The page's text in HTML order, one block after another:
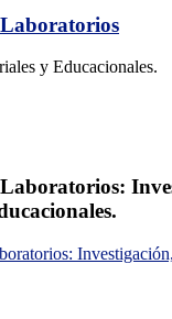
y Educacionales.